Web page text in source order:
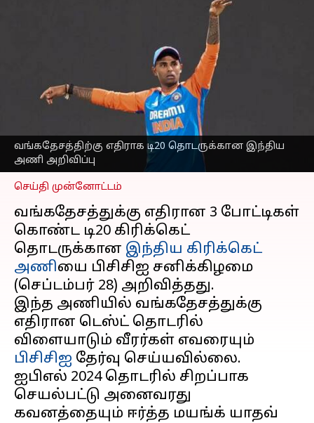
வங்கதேசத்திற்கு எதிராக டி20 தொடருக்கான இந்திய
அணி அறிவிப்பு
வங்கதேசத்திற்கு எதிராக
டி20 தொடருக்கான
இந்திய அணி அறிவிப்பு;
டெஸ்ட் தொடரில்
விளையாடும் ஒருவரைக்
கூட சேர்க்காத பிசிசிஐ
எழுதியவர் Sekar Chinnappan Sep 29, 2024 09:34 am
செய்தி முன்னோட்டம்
வங்கதேசத்துக்கு எதிரான 3 போட்டிகள்
கொண்ட டி20 கிரிக்கெட்
தொடருக்கான இந்திய கிரிக்கெட்
அணியை பிசிசிஐ சனிக்கிழமை
(செப்டம்பர் 28) அறிவித்தது.
இந்த அணியில் வங்கதேசத்துக்கு
எதிரான டெஸ்ட் தொடரில்
விளையாடும் வீரர்கள் எவரையும்
பிசிசிஐ தேர்வு செய்யவில்லை.
ஐபிஎல் 2024 தொடரில் சிறப்பாக
செயல்பட்டு அனைவரது
கவனத்தையும் ஈர்த்த மயங்க் யாதவ்